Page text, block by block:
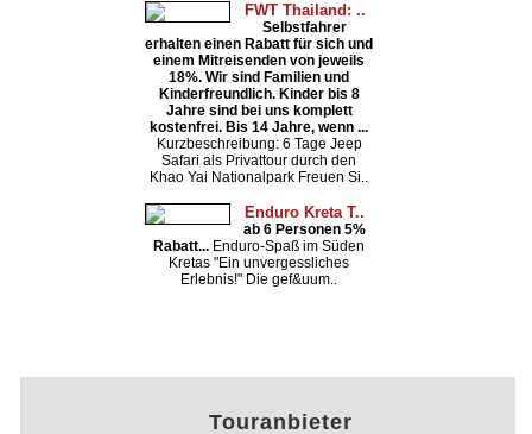
FWT Thailand: ..
Selbstfahrer
erhalten einen Rabatt für sich und
einem Mitreisenden von jeweils
18%. Wir sind Familien und
Kinderfreundlich. Kinder bis 8
Jahre sind bei uns komplett
kostenfrei. Bis 14 Jahre, wenn ...
Kurzbeschreibung: 6 Tage Jeep
Safari als Privattour durch den
Khao Yai Nationalpark Freuen Si..
Enduro Kreta T..
ab 6 Personen 5%
Rabatt... Enduro-Spaß im Süden
Kretas "Ein unvergessliches
Erlebnis!" Die gef&uum..
Touranbieter